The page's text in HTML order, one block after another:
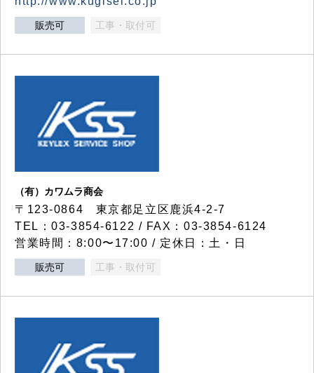
販売可 工事・取付可
（有）カワムラ商会
〒123-0864 東京都足立区鹿浜4-2-7
TEL：03-3854-6122 / FAX：03-3854-6124
営業時間：8:00〜17:00 / 定休日：土・日
販売可 工事・取付可